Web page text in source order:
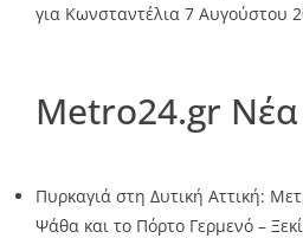
για Κωνσταντέλια 7 Αυγούστου
Metro24.gr Νέα
Πυρκαγιά στη Δυτική Αττική:
Ψάθα και το Πόρτο Γερμενό –